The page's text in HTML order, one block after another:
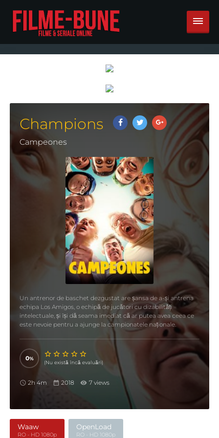
Champions
Campeones
Un antrenor de baschet dezgustat are șansa de a-și antrena
echipa Los Amigos, o echipă de jucători cu dizabilități
intelectuale, și își dă seama imediat că ar putea avea ceea ce
este nevoie pentru a ajunge la campionatele naționale.
0
(Nu există încă evaluări)
2h 4m 2018 7 views
Waaw
RO - HD 1080p
OpenLoad
RO - HD 1080p